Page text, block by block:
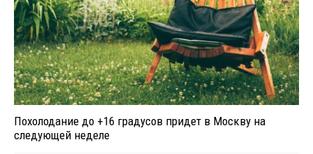
Похолодание до +16 градусов придет в Москву на
следующей неделе